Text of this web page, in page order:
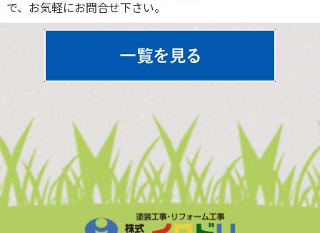
で、お気軽にお問合せ下さい。